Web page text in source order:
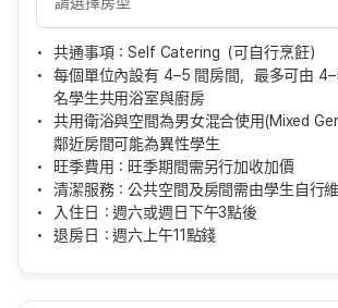
共通事項：Self Catering（可自行烹飪）
每個單位內設有 4–5 間房間，最多可由
名學生共用浴室與廚房
共用衛浴與空間為男女混合使用(Mixed
鄰近房間可能為異性學生
旺季費用：旺季期間需另行加收加價
清潔服務：公共空間及房間需由學生自行
入住日：週六或週日下午3點後
退房日：週六上午11點錢